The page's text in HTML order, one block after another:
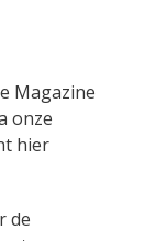
Magazine
onze
hier
de